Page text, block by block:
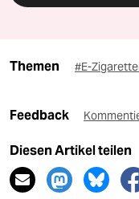
Themen #E-
Feedback
Diesen Artikel teilen